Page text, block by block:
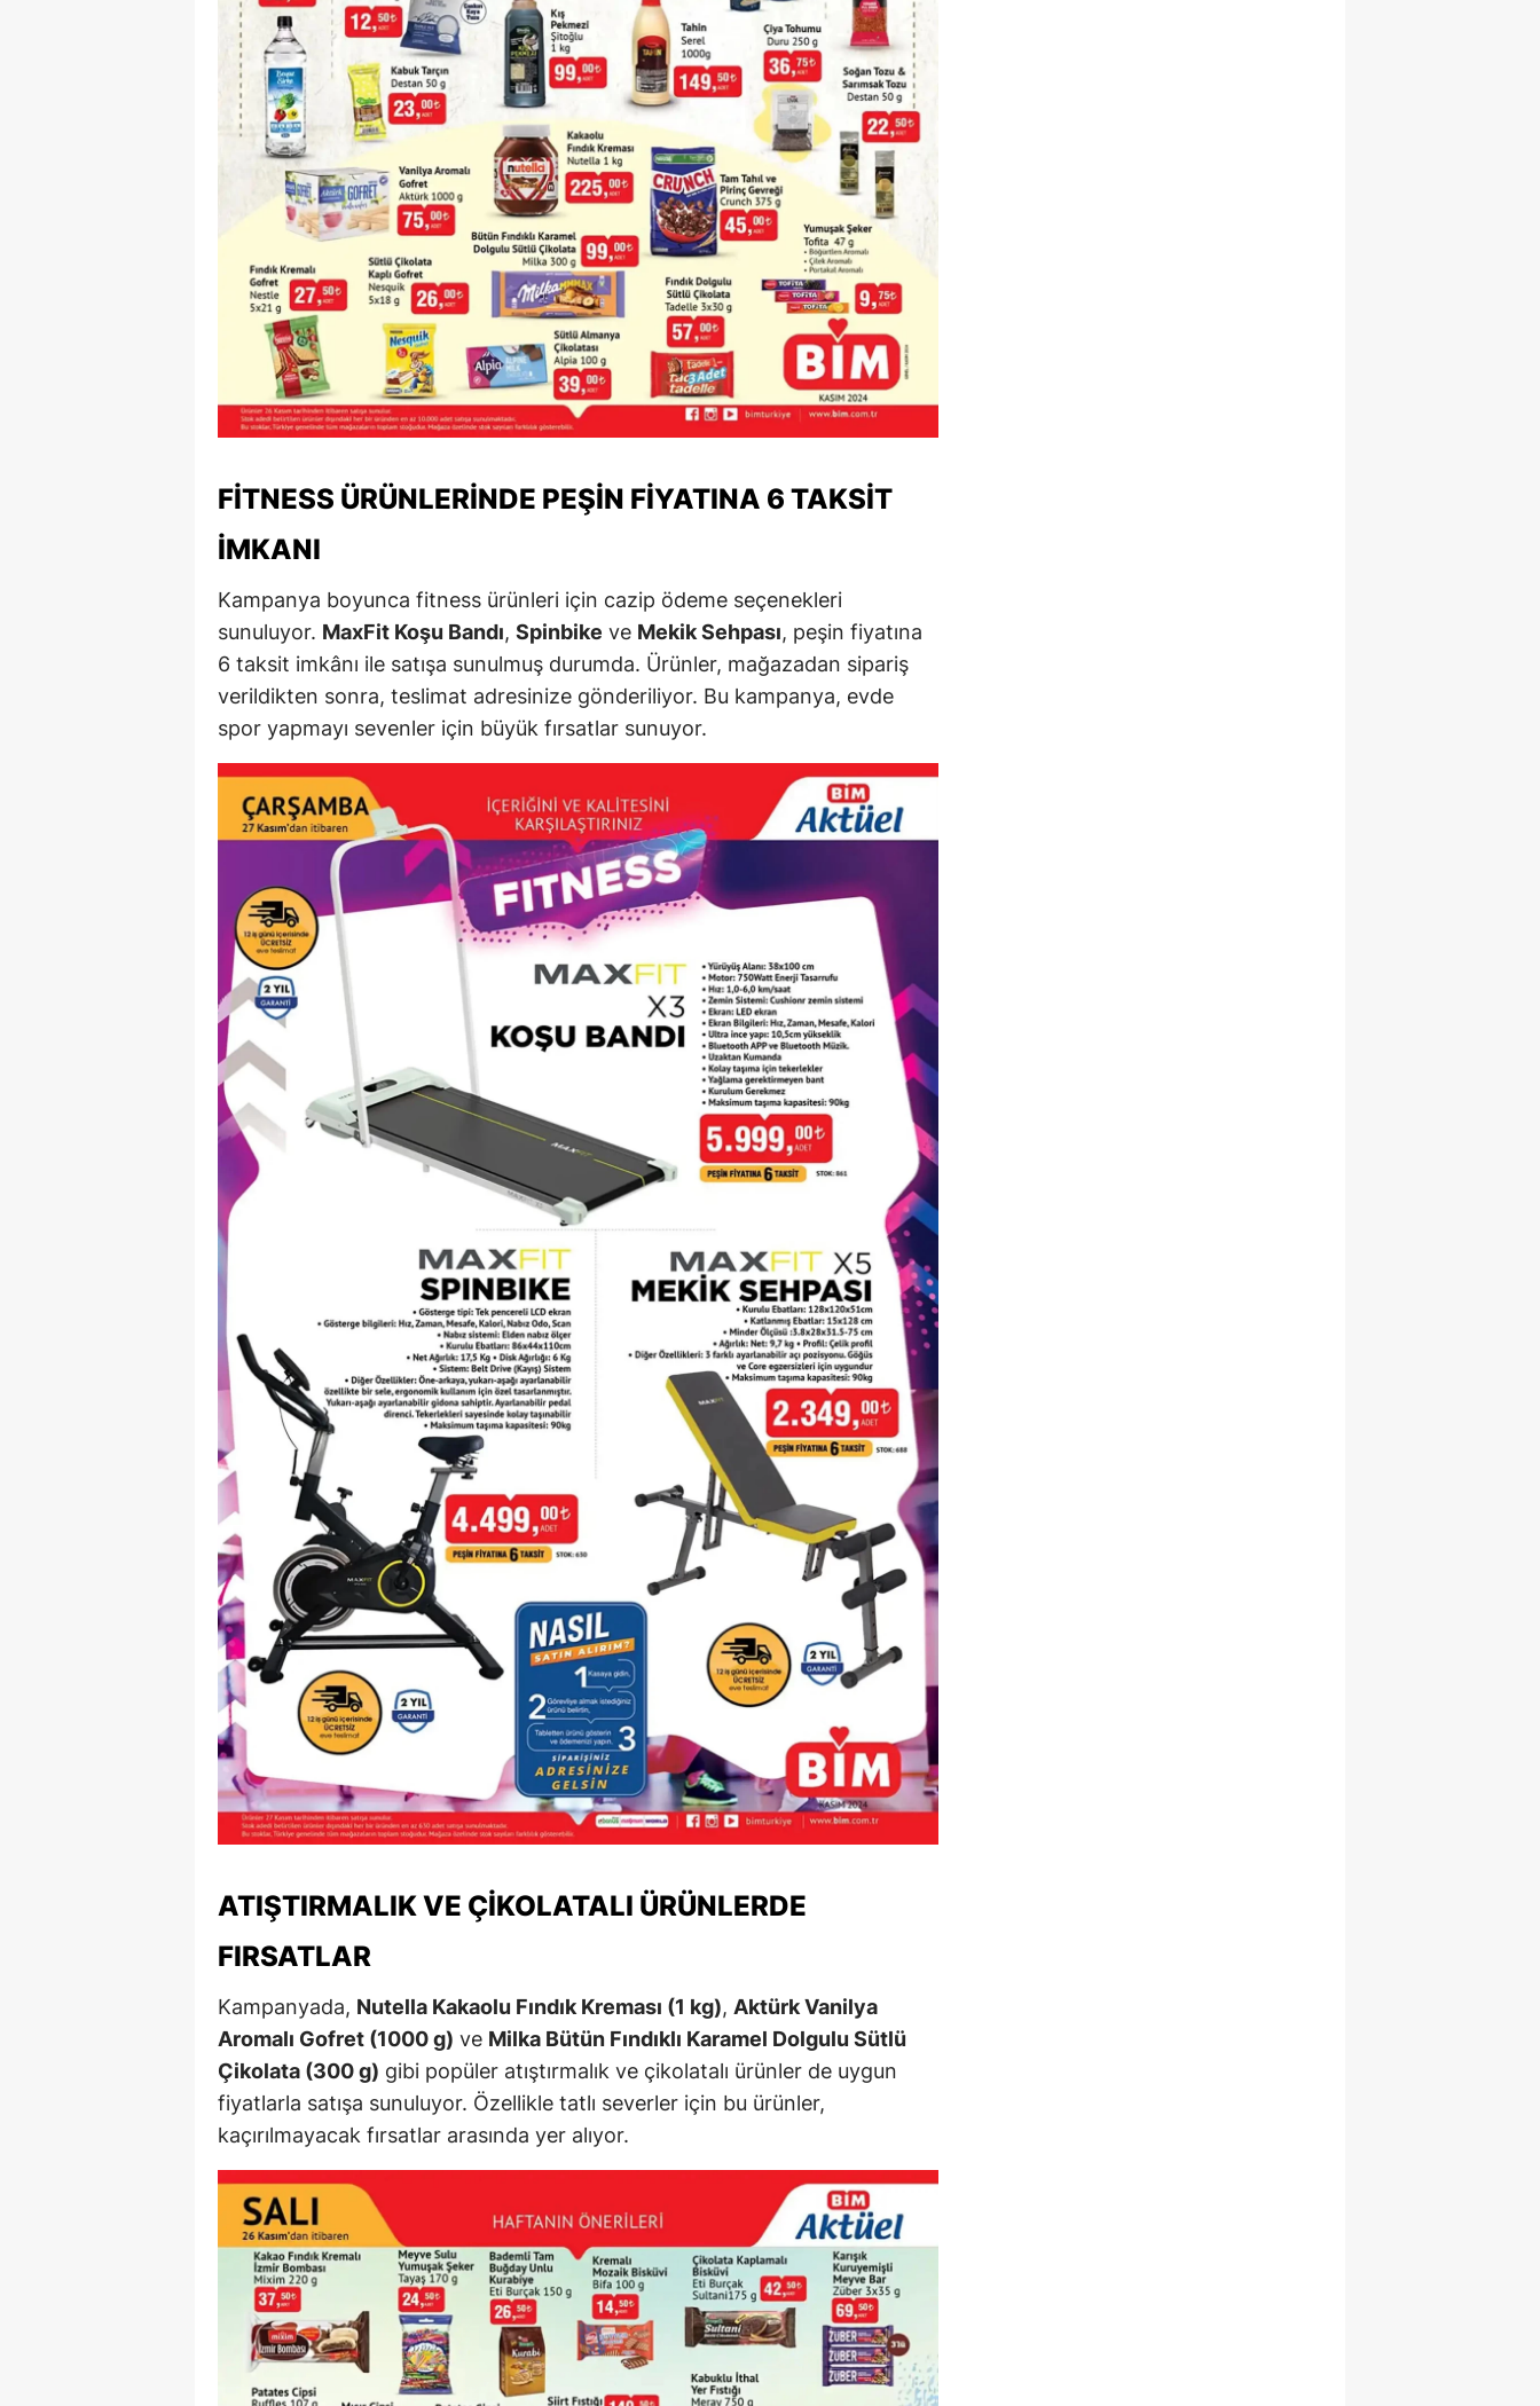
Kars
Kastamonu
Kayseri
Kırklareli
Kırşehir
Kocaeli
Konya
Kütahya
Malatya
Manisa
Kahramanmaraş
Muş
Nevşehir
Niğde
Ordu
Rize
Sakarya
Samsun
Siirt
Sivas
Tokat
Trabzon
Tunceli
Şanlıurfa
Uşak
Van
Yozgat
Aksaray
Bayburt
Karaman
Kırıkkale
Batman
Şırnak
Bartın
Ardahan
Iğdır
Kilis
Osmaniye
Düzce
FITNESS ÜRÜNLERINDE PEŞIN FIYATINA 6 TAKSIT
İMKANI
Kampanya boyunca fitness ürünleri için cazip ödeme seçenekleri
sunuluyor. MaxFit Koşu Bandı, Spinbike ve Mekik Sehpası, peşin fiyatına
6 taksit imkânı ile satışa sunulmuş durumda. Ürünler, mağazadan sipariş
verildikten sonra, teslimat adresinize gönderiliyor. Bu kampanya, evde
spor yapmayı sevenler için büyük fırsatlar sunuyor.
ATIŞTIRMALIK VE ÇIKOLATALI ÜRÜNLERDE
FIRSATLAR
Kampanyada, Nutella Kakaolu Fındık Kreması (1 kg), Aktürk Vanilya
Aromalı Gofret (1000 g) ve Milka Bütün Fındıklı Karamel Dolgulu Sütlü
Çikolata (300 g) gibi popüler atıştırmalık ve çikolatalı ürünler de uygun
fiyatlarla satışa sunuluyor. Özellikle tatlı severler için bu ürünler,
kaçırılmayacak fırsatlar arasında yer alıyor.